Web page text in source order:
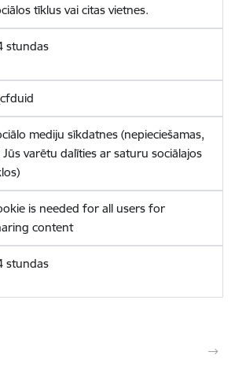
tīklus vai citas vietnes.
stundas
mediju sīkdatnes (nepieciešamas,
Jūs varētu dalīties ar saturu sociālajos
is needed for all users for
content
stundas